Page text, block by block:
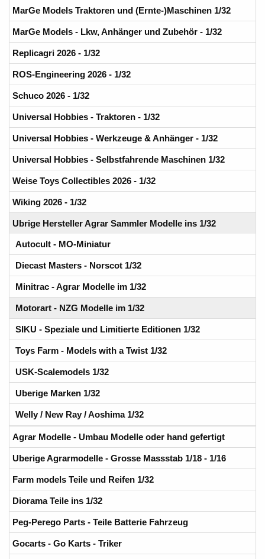
MarGe Models Traktoren und (Ernte-)Maschinen 1/32
MarGe Models - Lkw, Anhänger und Zubehör - 1/32
Replicagri 2026 - 1/32
ROS-Engineering 2026 - 1/32
Schuco 2026 - 1/32
Universal Hobbies - Traktoren - 1/32
Universal Hobbies - Werkzeuge & Anhänger - 1/32
Universal Hobbies - Selbstfahrende Maschinen 1/32
Weise Toys Collectibles 2026 - 1/32
Wiking 2026 - 1/32
Ubrige Hersteller Agrar Sammler Modelle ins 1/32
Autocult - MO-Miniatur
Diecast Masters - Norscot 1/32
Minitrac - Agrar Modelle im 1/32
Motorart - NZG Modelle im 1/32
SIKU - Speziale und Limitierte Editionen 1/32
Toys Farm - Models with a Twist 1/32
USK-Scalemodels 1/32
Uberige Marken 1/32
Welly / New Ray / Aoshima 1/32
Agrar Modelle - Umbau Modelle oder hand gefertigt
Uberige Agrarmodelle - Grosse Massstab 1/18 - 1/16
Farm models Teile und Reifen 1/32
Diorama Teile ins 1/32
Peg-Perego Parts - Teile Batterie Fahrzeug
Gocarts - Go Karts - Triker